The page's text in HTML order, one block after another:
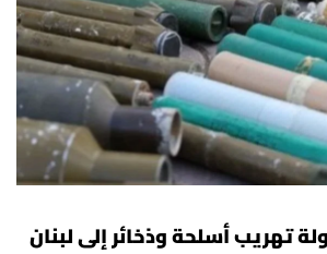
تهريب أسلحة وذخائر إلى لبنان